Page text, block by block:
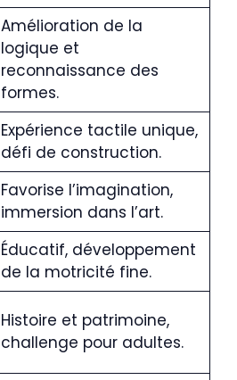
Amélioration de la
logique et
reconnaissance des
formes.
Expérience tactile unique,
défi de construction.
Favorise l’imagination,
immersion dans l’art.
Éducatif, développement
de la motricité fine.
Histoire et patrimoine,
challenge pour adultes.